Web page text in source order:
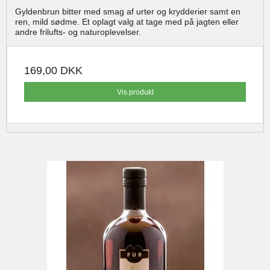
Gyldenbrun bitter med smag af urter og krydderier samt en
ren, mild sødme. Et oplagt valg at tage med på jagten eller
andre frilufts- og naturoplevelser.
169,00 DKK
Vis produkt